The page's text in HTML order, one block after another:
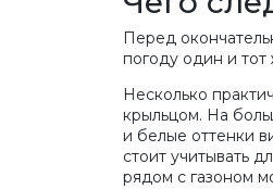
Перед
погоду один и
Несколько
крыльцом. На
и белые оттенки
стоит учитывать
рядом с газоном